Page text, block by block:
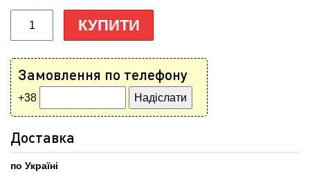
КУПИТИ
Замовлення по телефону
+38
Доставка
по Україні